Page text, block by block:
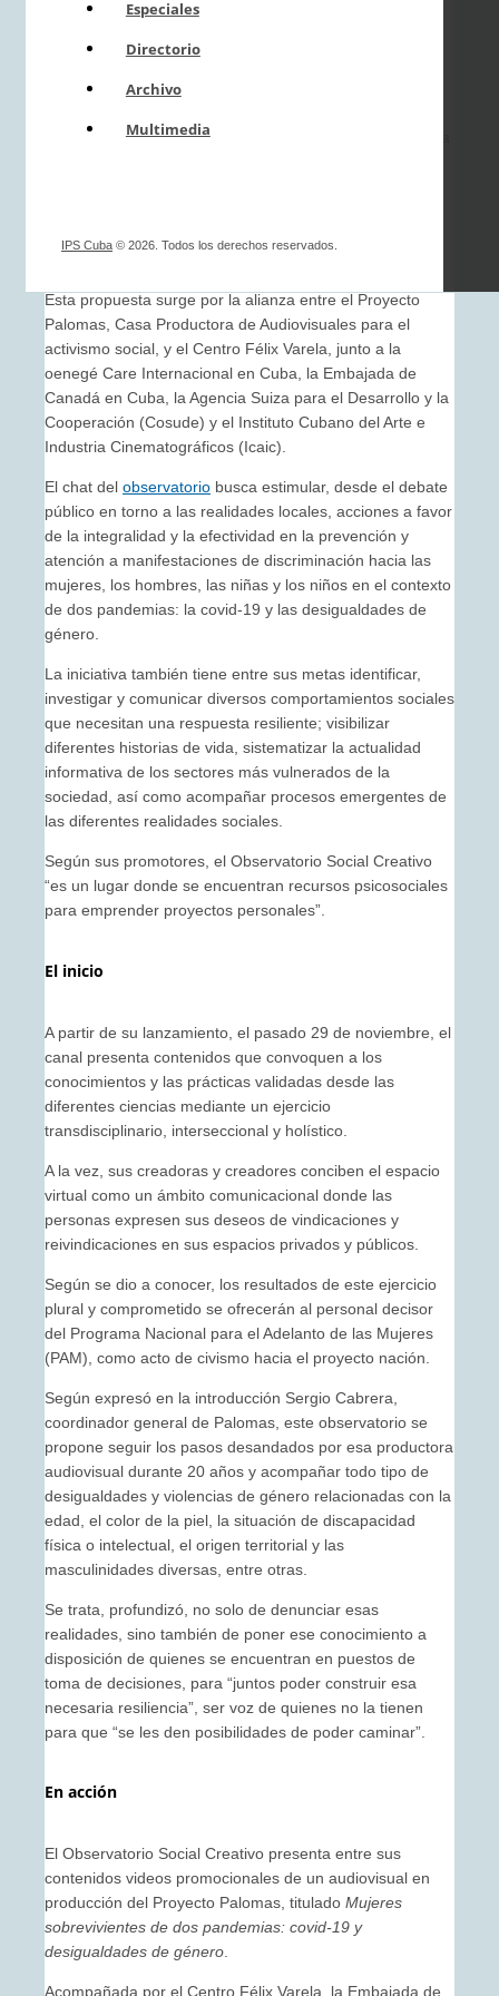
Especiales
Directorio
Archivo
Multimedia
IPS Cuba © 2026. Todos los derechos reservados.
Proyecto Palomas que aborda temas como
en Cuba.
Foto:Tomada de Telegram
La Habana, 13 ene.- El
Esta propuesta surge por la alianza entre el Proyecto
Palomas, Casa Productora de Audiovisuales para el
activismo social, y el Centro Félix Varela, junto a la
oenegé Care Internacional en Cuba, la Embajada de
Canadá en Cuba, la Agencia Suiza para el Desarrollo y la
Cooperación (Cosude) y el Instituto Cubano del Arte e
Industria Cinematográficos (Icaic).
El chat del observatorio busca estimular, desde el debate
público en torno a las realidades locales, acciones a favor
de la integralidad y la efectividad en la prevención y
atención a manifestaciones de discriminación hacia las
mujeres, los hombres, las niñas y los niños en el contexto
de dos pandemias: la covid-19 y las desigualdades de
género.
La iniciativa también tiene entre sus metas identificar,
investigar y comunicar diversos comportamientos sociales
que necesitan una respuesta resiliente; visibilizar
diferentes historias de vida, sistematizar la actualidad
informativa de los sectores más vulnerados de la
sociedad, así como acompañar procesos emergentes de
las diferentes realidades sociales.
Según sus promotores, el Observatorio Social Creativo
“es un lugar donde se encuentran recursos psicosociales
para emprender proyectos personales”.
El inicio
A partir de su lanzamiento, el pasado 29 de noviembre, el
canal presenta contenidos que convoquen a los
conocimientos y las prácticas validadas desde las
diferentes ciencias mediante un ejercicio
transdisciplinario, interseccional y holístico.
A la vez, sus creadoras y creadores conciben el espacio
virtual como un ámbito comunicacional donde las
personas expresen sus deseos de vindicaciones y
reivindicaciones en sus espacios privados y públicos.
Según se dio a conocer, los resultados de este ejercicio
plural y comprometido se ofrecerán al personal decisor
del Programa Nacional para el Adelanto de las Mujeres
(PAM), como acto de civismo hacia el proyecto nación.
Según expresó en la introducción Sergio Cabrera,
coordinador general de Palomas, este observatorio se
propone seguir los pasos desandados por esa productora
audiovisual durante 20 años y acompañar todo tipo de
desigualdades y violencias de género relacionadas con la
edad, el color de la piel, la situación de discapacidad
física o intelectual, el origen territorial y las
masculinidades diversas, entre otras.
Se trata, profundizó, no solo de denunciar esas
realidades, sino también de poner ese conocimiento a
disposición de quienes se encuentran en puestos de
toma de decisiones, para “juntos poder construir esa
necesaria resiliencia”, ser voz de quienes no la tienen
para que “se les den posibilidades de poder caminar”.
En acción
El Observatorio Social Creativo presenta entre sus
contenidos videos promocionales de un audiovisual en
producción del Proyecto Palomas, titulado Mujeres
sobrevivientes de dos pandemias: covid-19 y
desigualdades de género
Acompañada por el Centro Félix Varela, la Embajada de